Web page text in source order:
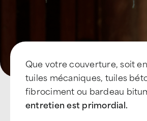
Que votre couverture, soit
tuiles mécaniques, tuiles
fibrociment ou bardeau
entretien est primordial.